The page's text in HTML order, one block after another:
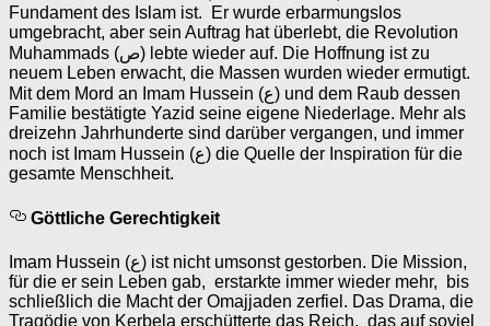
Fundament des Islam ist. Er wurde erbarmungslos
umgebracht, aber sein Auftrag hat überlebt, die Revolution
Muhammads (ص) lebte wieder auf. Die Hoffnung ist zu
neuem Leben erwacht, die Massen wurden wieder ermutigt.
Mit dem Mord an Imam Hussein (ع) und dem Raub dessen
Familie bestätigte Yazid seine eigene Niederlage. Mehr als
dreizehn Jahrhunderte sind darüber vergangen, und immer
noch ist Imam Hussein (ع) die Quelle der Inspiration für die
gesamte Menschheit.
Göttliche Gerechtigkeit
Imam Hussein (ع) ist nicht umsonst gestorben. Die Mission,
für die er sein Leben gab, erstarkte immer wieder mehr, bis
schließlich die Macht der Omajjaden zerfiel. Das Drama, die
Tragödie von Kerbela erschütterte das Reich, das auf soviel